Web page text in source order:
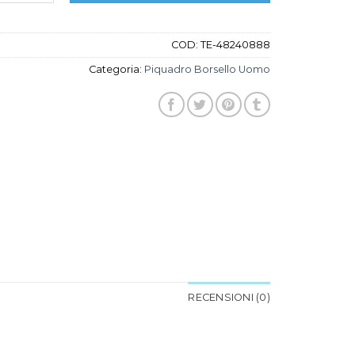
COD: TE-48240888
Categoria: Piquadro Borsello Uomo
RECENSIONI (0)